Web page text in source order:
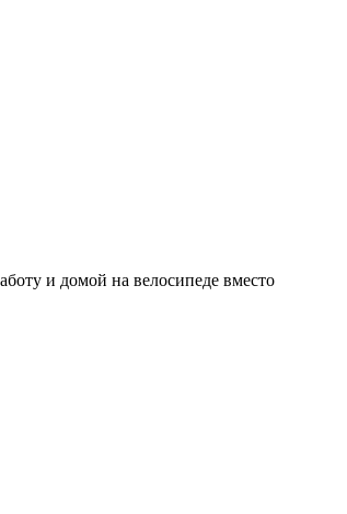
и домой на велосипеде вместо